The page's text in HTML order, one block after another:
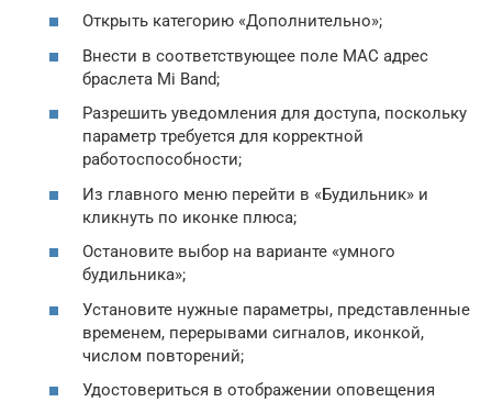
Открыть категорию «Дополнительно»;
Внести в соответствующее поле MAC адрес
браслета Mi Band;
Разрешить уведомления для доступа, поскольку
параметр требуется для корректной
работоспособности;
Из главного меню перейти в «Будильник» и
кликнуть по иконке плюса;
Остановите выбор на варианте «умного
будильника»;
Установите нужные параметры, представленные
временем, перерывами сигналов, иконкой,
числом повторений;
Удостовериться в отображении оповещения